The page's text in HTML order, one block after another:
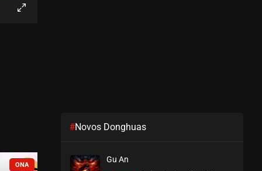
EPISÓDIO 212
#Novos Donghuas
Gu An